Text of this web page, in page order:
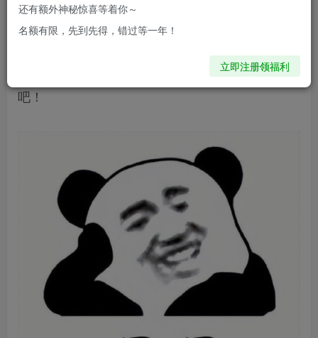
这次年中lovefactor出了两个大件的新品以及这个
咪咪球，就先评测一下这个轻量级的吊吊大伙胃口
吧！
还有额外神秘惊喜等着你～
名额有限，先到先得，错过等一年！
立即注册领福利